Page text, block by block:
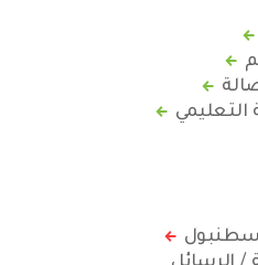
التعليمي
/ الرسائل